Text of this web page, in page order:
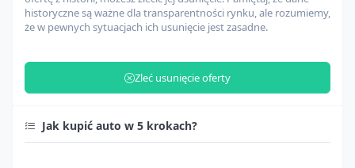
Opłaty celne USD
historyczne są ważne dla transparentności rynku, ale rozumiemy,
że w pewnych sytuacjach ich usunięcie jest zasadne.
Zleć usunięcie oferty
Jak kupić auto w 5 krokach?